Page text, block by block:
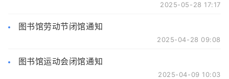
2025-05-28 17:17
图书馆劳动节闭馆通知
2025-04-28 09:08
图书馆运动会闭馆通知
2025-04-09 10:03